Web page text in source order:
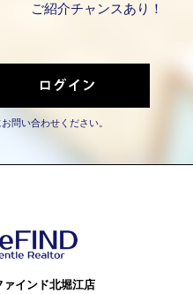
ご紹介チャンスあり！
問い合わせください。
ァインド北堀江店